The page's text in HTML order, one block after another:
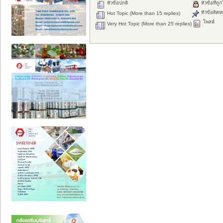
หัวข้อปกติ
Hot Topic (More than 15 replies)
Very Hot Topic (More than 25 replies)
หัวข้อที่ถู
หัวข้อติดห
โพลล์